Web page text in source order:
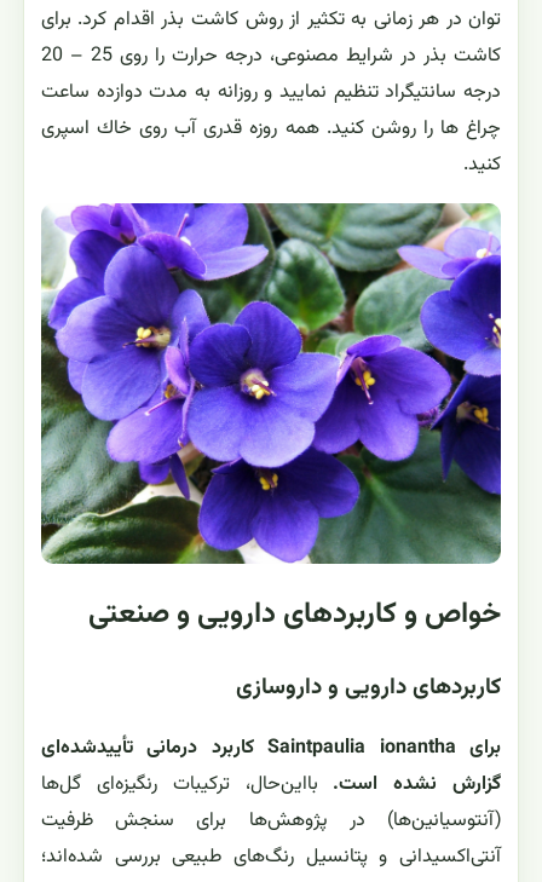
رطوبت نسبی می شود و به سرعتِ ریشه زایی كمك می كند. در
شرایط مناسب، قلمه برگ بعد از پانزده روز تا یك ماه دارای
ریشه می شود.
تقسیم بوته این روش راه ساده ای برای ازدیاد بنفشه آفریقایی
است. زمانی كه گیاه بنفشه آفریقایی رشد كافی كرد از كنار بوته،
پاجوش های كوچكی رشد می كند كه می توانید از آنها برای
ازدیاد گیاه استفاده كنید.
با استفاده از نور مصنوعی و تنظیم درجه حرارت مناسب می
توان در هر زمانی به تکثیر از روش كاشت بذر اقدام كرد. برای
كاشت بذر در شرایط مصنوعی، درجه حرارت را روی 25 – 20
درجه سانتیگراد تنظیم نمایید و روزانه به مدت دوازده ساعت
چراغ ها را روشن كنید. همه روزه قدری آب روی خاك اسپری
كنید.